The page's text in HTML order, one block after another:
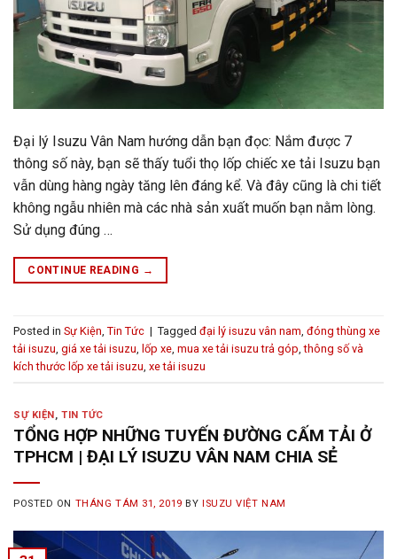
Đại lý Isuzu Vân Nam hướng dẫn bạn đọc: Nắm được 7
thông số này, bạn sẽ thấy tuổi thọ lốp chiếc xe tải Isuzu bạn
vẫn dùng hàng ngày tăng lên đáng kể. Và đây cũng là chi tiết
không ngẫu nhiên mà các nhà sản xuất muốn bạn nằm lòng.
Sử dụng đúng …
CONTINUE READING →
Posted in Sự Kiện Tin Tức | Tagged đại lý isuzu vân nam đóng thùng xe
tải isuzu giá xe tải isuzu lốp xe mua xe tải isuzu trả góp ,thông số và
kích thước lốp xe tải isuzu xe tải isuzu
SỰ KIỆN ,TIN TỨC
TỔNG HỢP NHỮNG TUYẾN ĐƯỜNG CẤM TẢI Ở
TPHCM | ĐẠI LÝ ISUZU VÂN NAM CHIA SẺ
POSTED ON THÁNG TÁM 31, 2019 BY ISUZU VIỆT NAM